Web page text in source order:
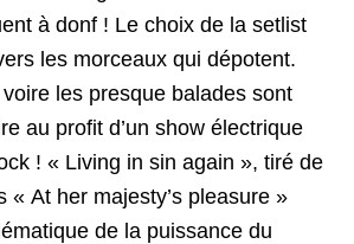
à donf ! Le choix de la setlist
les morceaux qui dépotent.
les presque balades sont
au profit d’un show électrique
! « Living in sin again », tiré de
« At her majesty’s pleasure »
de la puissance du